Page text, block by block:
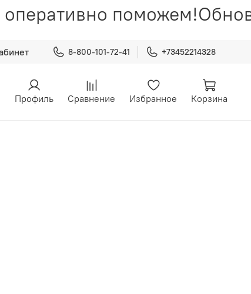
поможем!
8-800-101-72-41 +73452214328
Профиль Сравнение Избранное Корзина